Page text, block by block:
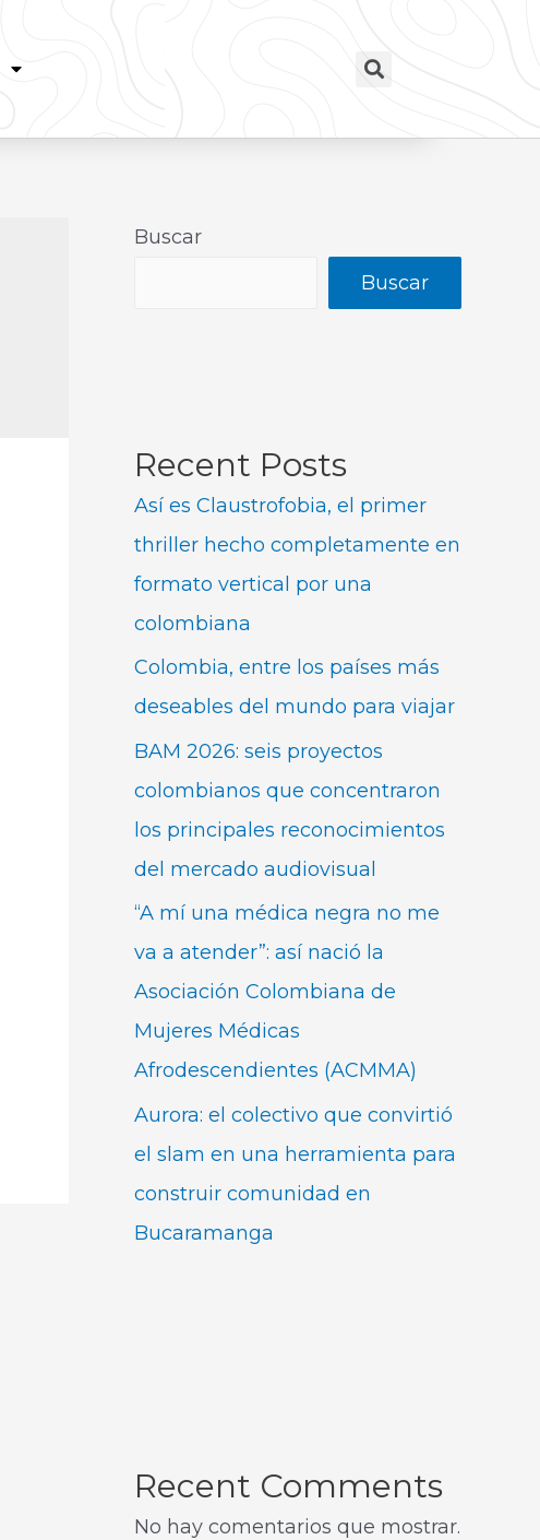
Buscar
Buscar
Recent Posts
Así es Claustrofobia, el primer
thriller hecho completamente en
formato vertical por una
colombiana
Colombia, entre los países más
deseables del mundo para viajar
BAM 2026: seis proyectos
colombianos que concentraron
los principales reconocimientos
del mercado audiovisual
“A mí una médica negra no me
va a atender”: así nació la
Asociación Colombiana de
Mujeres Médicas
Afrodescendientes (ACMMA)
Aurora: el colectivo que convirtió
el slam en una herramienta para
construir comunidad en
Bucaramanga
Recent Comments
No hay comentarios que mostrar.